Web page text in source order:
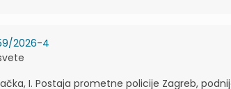
2026-4
I. Postaja prometne policije Zagreb,